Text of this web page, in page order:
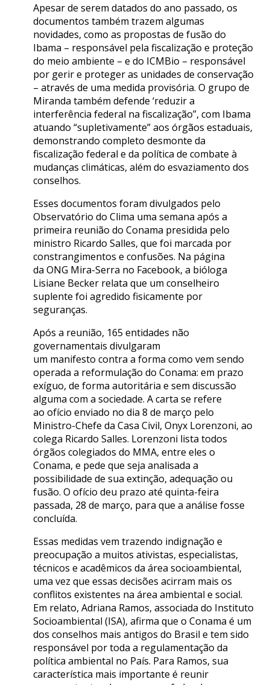
Apesar de serem datados do ano passado, os
documentos também trazem algumas
novidades, como as propostas de fusão do
Ibama – responsável pela fiscalização e proteção
do meio ambiente – e do ICMBio – responsável
por gerir e proteger as unidades de conservação
– através de uma medida provisória. O grupo de
Miranda também defende ‘reduzir a
interferência federal na fiscalização”, com Ibama
atuando “supletivamente” aos órgãos estaduais,
demonstrando completo desmonte da
fiscalização federal e da política de combate à
mudanças climáticas, além do esvaziamento dos
conselhos.
Esses documentos foram divulgados pelo
Observatório do Clima uma semana após a
primeira reunião do Conama presidida pelo
ministro Ricardo Salles, que foi marcada por
constrangimentos e confusões. Na página
da ONG Mira-Serra no Facebook, a bióloga
Lisiane Becker relata que um conselheiro
suplente foi agredido fisicamente por
seguranças.
Após a reunião, 165 entidades não
governamentais divulgaram
um manifesto contra a forma como vem sendo
operada a reformulação do Conama: em prazo
exíguo, de forma autoritária e sem discussão
alguma com a sociedade. A carta se refere
ao ofício enviado no dia 8 de março pelo
Ministro-Chefe da Casa Civil, Onyx Lorenzoni, ao
colega Ricardo Salles. Lorenzoni lista todos
órgãos colegiados do MMA, entre eles o
Conama, e pede que seja analisada a
possibilidade de sua extinção, adequação ou
fusão. O ofício deu prazo até quinta-feira
passada, 28 de março, para que a análise fosse
concluída.
Essas medidas vem trazendo indignação e
preocupação a muitos ativistas, especialistas,
técnicos e acadêmicos da área socioambiental,
uma vez que essas decisões acirram mais os
conflitos existentes na área ambiental e social.
Em relato, Adriana Ramos, associada do Instituto
Socioambiental (ISA), afirma que o Conama é um
dos conselhos mais antigos do Brasil e tem sido
responsável por toda a regulamentação da
política ambiental no País. Para Ramos, sua
característica mais importante é reunir